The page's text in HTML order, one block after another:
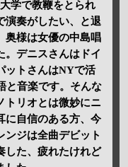
学で教鞭をとられ
演奏がしたい、と退
奥様は女優の中島唱
。デニスさんはドイ
ットさんはNYで活
と音楽です。そんな
トリオとは微妙にニ
に自信のある方、今
ンジは全曲デビット
した、疲れたけれど